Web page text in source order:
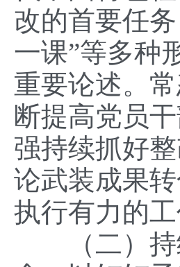
改的首要任
一课”等多种
重要论述。
断提高党员
强持续抓好
论武装成果
执行有力的工
（二）持